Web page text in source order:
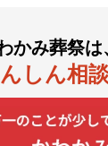
かみ葬祭は
しん相談